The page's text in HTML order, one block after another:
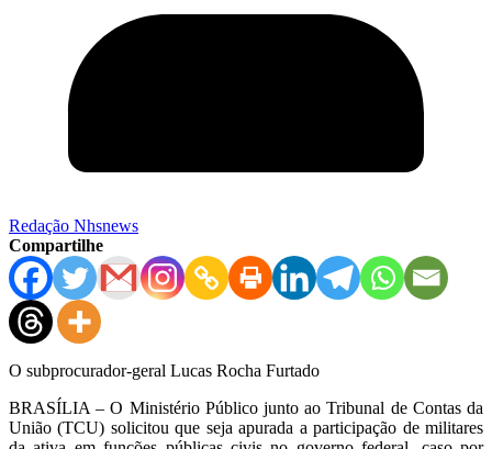
Redação Nhsnews
Compartilhe
O subprocurador-geral Lucas Rocha Furtado
BRASÍLIA – O Ministério Público junto ao Tribunal de Contas da
União (TCU) solicitou que seja apurada a participação de militares